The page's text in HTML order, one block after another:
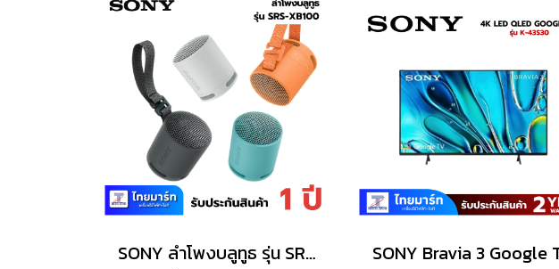
ดับสตูดิโอและปรับปรุงเนื้อหา
คุณภาพต่ำให้คมชัดขึ้น
กราฟิกอันน่าทึ่งและสัมผัสกับ
ฟีเจอร์ใหม่ๆ บน PS5
SONY ลำโพงบลูทูธ รุ่น SRS-XB100 Wireless Speakers ลำโพงพกพา กันน้ำกันฝุ่น IP67